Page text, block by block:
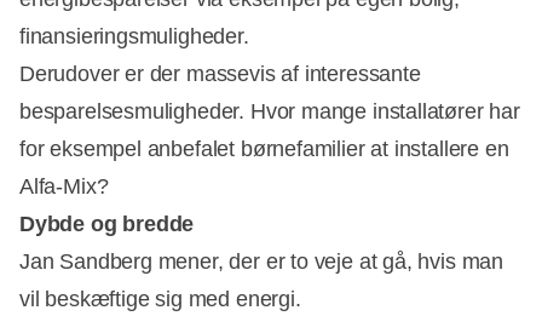
finansieringsmuligheder.
Derudover er der massevis af interessante
besparelsesmuligheder. Hvor mange installatører har
for eksempel anbefalet børnefamilier at installere en
Alfa-Mix?
Dybde og bredde
Jan Sandberg mener, der er to veje at gå, hvis man
vil beskæftige sig med energi.